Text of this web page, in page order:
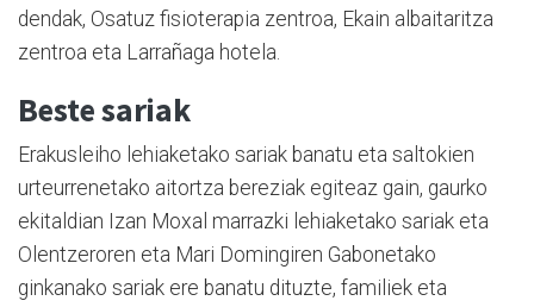
dendak, Osatuz fisioterapia zentroa, Ekain albaitaritza
zentroa eta Larrañaga hotela.
Beste sariak
Erakusleiho lehiaketako sariak banatu eta saltokien
urteurrenetako aitortza bereziak egiteaz gain, gaurko
ekitaldian Izan Moxal marrazki lehiaketako sariak eta
Olentzeroren eta Mari Domingiren Gabonetako
ginkanako sariak ere banatu dituzte, familiek eta